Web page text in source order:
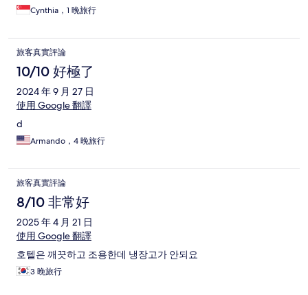
Cynthia，1 晚旅行
旅客真實評論
10/10 好極了
2024 年 9 月 27 日
使用 Google 翻譯
d
Armando，4 晚旅行
旅客真實評論
8/10 非常好
2025 年 4 月 21 日
使用 Google 翻譯
호텔은 깨끗하고 조용한데 냉장고가 안되요
3 晚旅行